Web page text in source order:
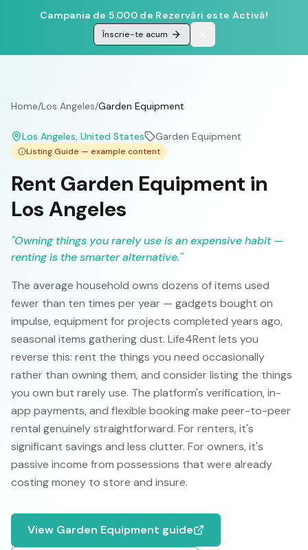
Campania de 5.000 de Rezervări este Activă!
Înscrie-te acum
Home/Los Angeles/Garden Equipment
Los Angeles, United States Garden Equipment
Listing Guide — example content
Rent Garden Equipment in
Los Angeles
"Owning things you rarely use is an expensive habit —
renting is the smarter alternative."
The average household owns dozens of items used
fewer than ten times per year — gadgets bought on
impulse, equipment for projects completed years ago,
seasonal items gathering dust. Life4Rent lets you
reverse this: rent the things you need occasionally
rather than owning them, and consider listing the things
you own but rarely use. The platform's verification, in-
app payments, and flexible booking make peer-to-peer
rental genuinely straightforward. For renters, it's
significant savings and less clutter. For owners, it's
passive income from possessions that were already
costing money to store and insure.
View Garden Equipment guide